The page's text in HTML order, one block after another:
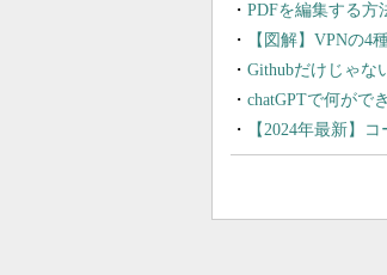
PDFを編集する方
【図解】VPNの4
Githubだけじゃな
chatGPTで何がで
【2024年最新】